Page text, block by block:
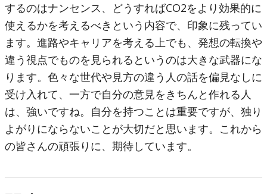
するのはナンセンス、どうすればCO2をより効果的に
使えるかを考えるべきという内容で、印象に残ってい
ます。進路やキャリアを考える上でも、発想の転換や
違う視点でものを見られるというのは大きな武器にな
ります。色々な世代や見方の違う人の話を偏見なしに
受け入れて、一方で自分の意見をきちんと作れる人
は、強いですね。自分を持つことは重要ですが、独り
よがりにならないことが大切だと思います。これから
の皆さんの頑張りに、期待しています。